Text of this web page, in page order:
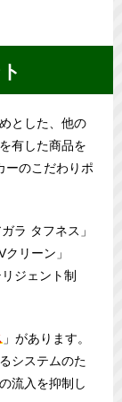
とした、他の
有した商品を
ーのこだわりポ
ラ タフネス」
リーン」
ジェント制
」があります。
システムのた
流入を抑制し